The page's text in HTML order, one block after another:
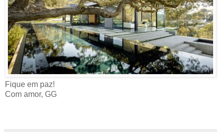
Fique em paz!
Com amor, GG